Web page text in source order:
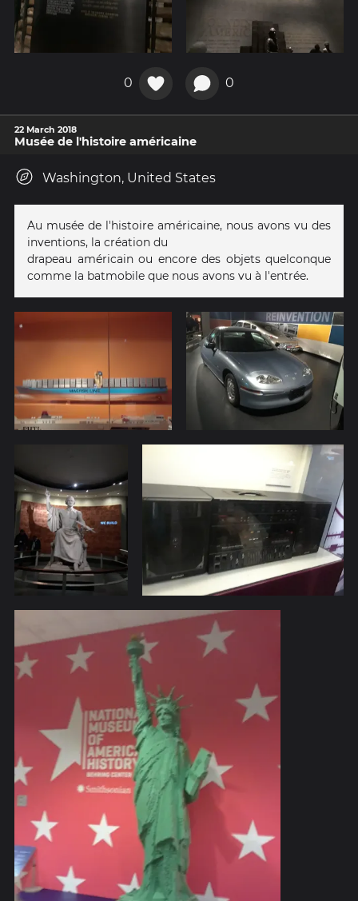
0 0
22 March 2018
Musée de l'histoire américaine
Washington, United States
Au musée de l'histoire américaine, nous avons vu des
inventions, la création du
drapeau américain ou encore des objets quelconque
comme la batmobile que nous avons vu à l'entrée.